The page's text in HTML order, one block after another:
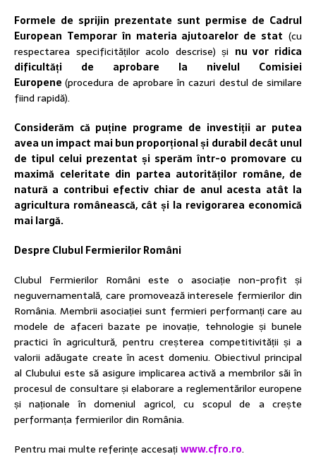
Formele de sprijin prezentate sunt permise de Cadrul
European Temporar în materia ajutoarelor de stat (cu
respectarea specificităților acolo descrise) și nu vor ridica
dificultăți de aprobare la nivelul Comisiei
Europene(procedura de aprobare în cazuri destul de similare
fiind rapidă).
Considerăm că puține programe de investiții ar putea
avea un impact mai bun proporțional și durabil decât unul
de tipul celui prezentat și sperăm într-o promovare cu
maximă celeritate din partea autorităților române, de
natură a contribui efectiv chiar de anul acesta atât la
agricultura românească, cât și la revigorarea economică
mai largă.
Despre Clubul Fermierilor Români
Clubul Fermierilor Români este o asociație non-profit și
neguvernamentală, care promovează interesele fermierilor din
România. Membrii asociației sunt fermieri performanți care au
modele de afaceri bazate pe inovație, tehnologie și bunele
practici în agricultură, pentru creșterea competitivității și a
valorii adăugate create în acest domeniu. Obiectivul principal
al Clubului este să asigure implicarea activă a membrilor săi în
procesul de consultare și elaborare a reglementărilor europene
și naționale în domeniul agricol, cu scopul de a crește
performanța fermierilor din România.
Pentru mai multe referințe accesați www.cfro.ro.